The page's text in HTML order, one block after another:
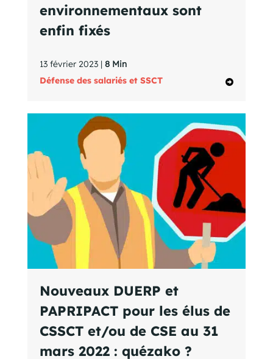
environnementaux sont
enfin fixés
13 février 2023 | 8 Min
Défense des salariés et SSCT
Nouveaux DUERP et
PAPRIPACT pour les élus de
CSSCT et/ou de CSE au 31
mars 2022 : quézako ?